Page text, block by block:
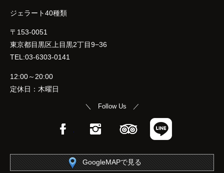
ジェラート40種類
〒153-0051
東京都目黒区上目黒2丁目9−36
TEL:03-6303-0141
12:00～20:00
定休日：木曜日
＼ Follow Us ／
FacebookInstagramTripAdvisor
GoogleMAPで見る